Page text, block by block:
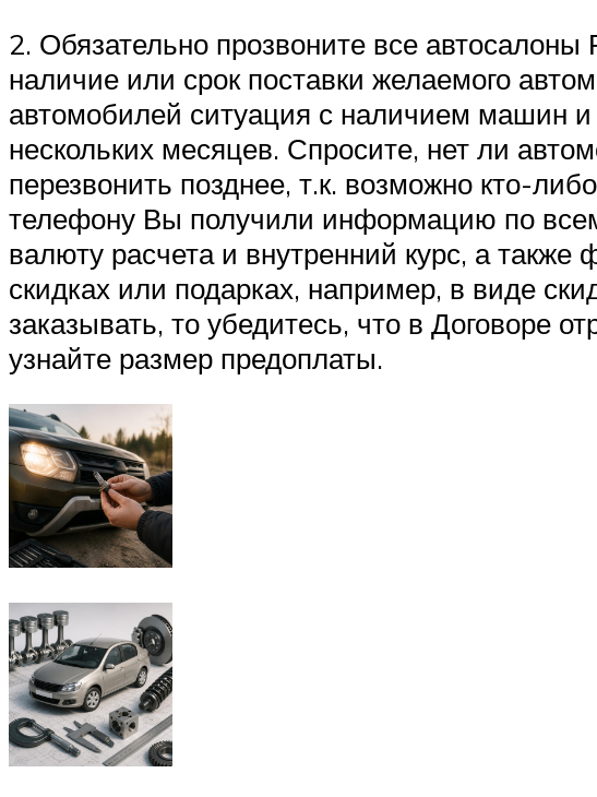
2. Обязательно прозвоните все
наличие или срок поставки желаемого
автомобилей ситуация с наличием машин и
нескольких месяцев. Спросите, нет ли
перезвонить позднее, т.к. возможно кто-
телефону Вы получили информацию по
валюту расчета и внутренний курс, а
скидках или подарках, например, в виде
заказывать, то убедитесь, что в Договоре
узнайте размер предоплаты.